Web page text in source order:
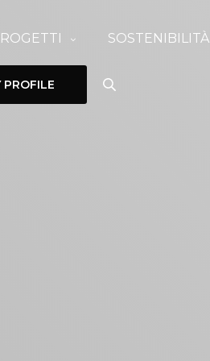
SOSTENIBILITÀ
PROFILE